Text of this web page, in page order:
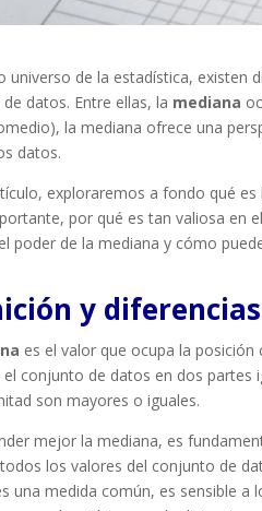
universo de la estadística, existen
datos. Entre ellas, la mediana
la mediana ofrece una
datos.
exploraremos a fondo qué
por qué es tan valiosa en
poder de la mediana y cómo
y
es el valor que ocupa la
el conjunto de datos en dos
son mayores o iguales.
mejor la mediana, es
los valores del conjunto de
una medida común, es sensible